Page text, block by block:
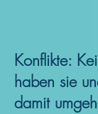
Konflikte:
haben sie
damit